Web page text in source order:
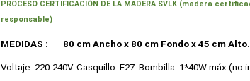
PROCESO CERTIFICACIÓN DE LA MADERA SVLK (madera
responsable)
MEDIDAS : 80 cm Ancho x 80 cm Fondo x 45 cm Alto.
Voltaje: 220-240V. Casquillo: E27. Bombilla: 1*40W máx (no